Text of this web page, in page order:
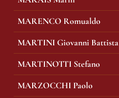
MARENCO Romualdo
MARTINI Giovanni Battista
MARTINOTTI Stefano
MARZOCCHI Paolo